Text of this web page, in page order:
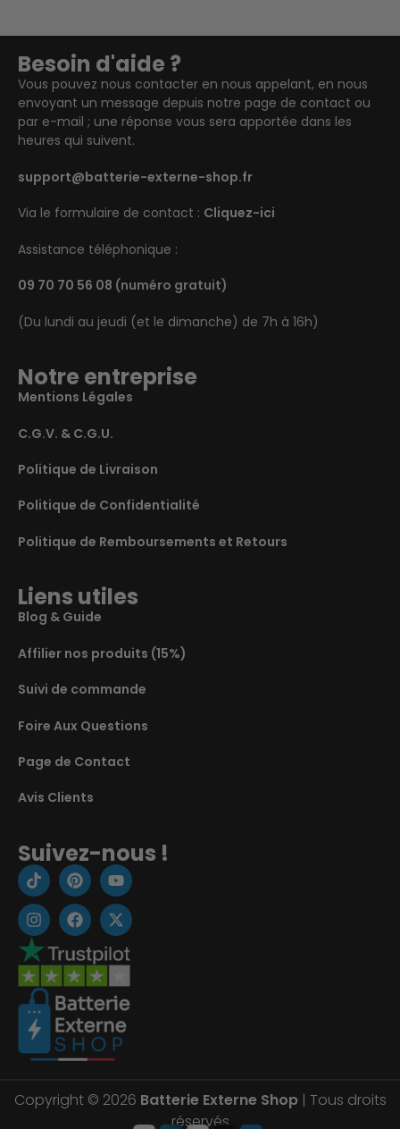
Besoin d'aide ?
Vous pouvez nous contacter en nous appelant, en nous
envoyant un message depuis notre page de contact ou
par e-mail ; une réponse vous sera apportée dans les
heures qui suivent.
support@batterie-externe-shop.fr
Via le formulaire de contact : Cliquez-ici
Assistance téléphonique :
09 70 70 56 08 (numéro gratuit)
(Du lundi au jeudi (et le dimanche) de 7h à 16h)
Notre entreprise
Mentions Légales
C.G.V. & C.G.U.
Politique de Livraison
Politique de Confidentialité
Politique de Remboursements et Retours
Liens utiles
Blog & Guide
Affilier nos produits (15%)
Suivi de commande
Foire Aux Questions
Page de Contact
Avis Clients
Suivez-nous !
Copyright © 2026 Batterie Externe Shop| Tous droits
réservés